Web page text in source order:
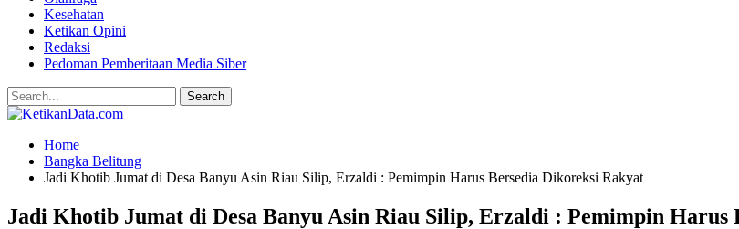
Kesehatan
Ketikan Opini
Redaksi
Pedoman Pemberitaan Media Siber
Home
Bangka Belitung
Jadi Khotib Jumat di Desa Banyu Asin Riau Silip, Erzaldi : Pemimpin Harus Bersedia Dikoreksi Rakyat
Jadi Khotib Jumat di Desa Banyu Asin Riau Silip, Erzaldi : Pemimpin Harus